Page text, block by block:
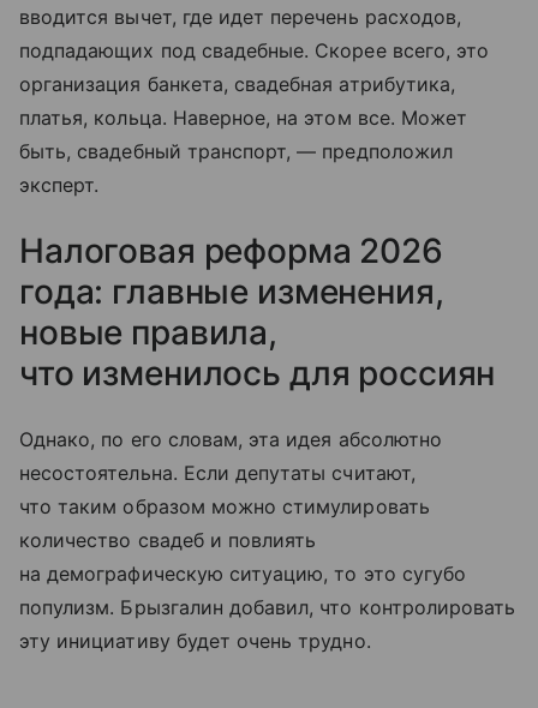
вводится вычет, где идет перечень расходов,
подпадающих под свадебные. Скорее всего, это
организация банкета, свадебная атрибутика,
платья, кольца. Наверное, на этом все. Может
быть, свадебный транспорт, — предположил
эксперт.
Налоговая реформа 2026
года: главные изменения,
новые правила,
что изменилось для россиян
Однако, по его словам, эта идея абсолютно
несостоятельна. Если депутаты считают,
что таким образом можно стимулировать
количество свадеб и повлиять
на демографическую ситуацию, то это сугубо
популизм. Брызгалин добавил, что контролировать
эту инициативу будет очень трудно.